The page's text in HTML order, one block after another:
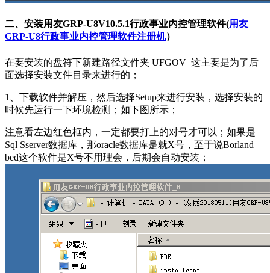
二、安装用友GRP-U8V10.5.1行政事业内控管理软件(用友
GRP-U8行政事业内控管理软件注册机）
在要安装的盘符下新建路径文件夹 UFGOV 这主要是为了后
面选择安装文件目录来进行的；
1、下载软件并解压，然后选择Setup来进行安装，选择安装的
时候先运行一下环境检测；如下图所示；
注意看左边红色框内，一定都要打上的对号才可以；如果是
Sql Sserver数据库，那oracle数据库是就X号，至于说Borland
bed这个软件是X号不用理会，后期会自动安装；